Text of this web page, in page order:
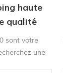
haute
qualité
sont votre
une